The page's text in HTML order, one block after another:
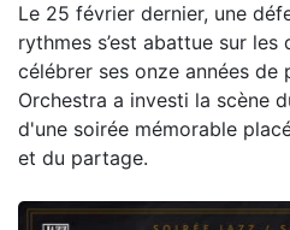
Le 25 février dernier, une
rythmes s’est abattue sur les
célébrer ses onze années de
Orchestra a investi la scène
d'une soirée mémorable
et du partage.